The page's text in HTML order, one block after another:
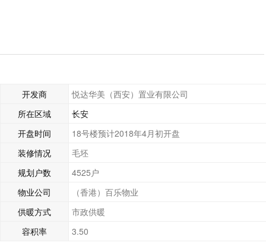
开发商
悦达华美（西安）置业有限公司
所在区域
长安
开盘时间
18号楼预计2018年4月初开盘
装修情况
毛坯
规划户数
4525户
物业公司
（香港）百乐物业
供暖方式
市政供暖
容积率
3.50